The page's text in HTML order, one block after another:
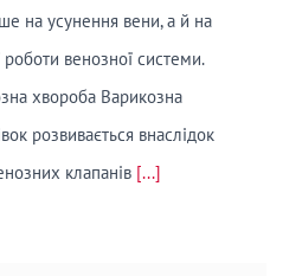
на усунення вени, а й на
венозної системи.
хвороба Варикозна
розвивається внаслідок
клапанів [...]